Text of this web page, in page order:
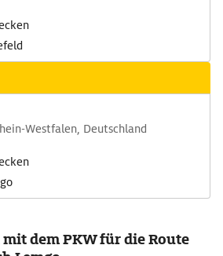
Westfalen, Deutschland
dem PKW für die Route